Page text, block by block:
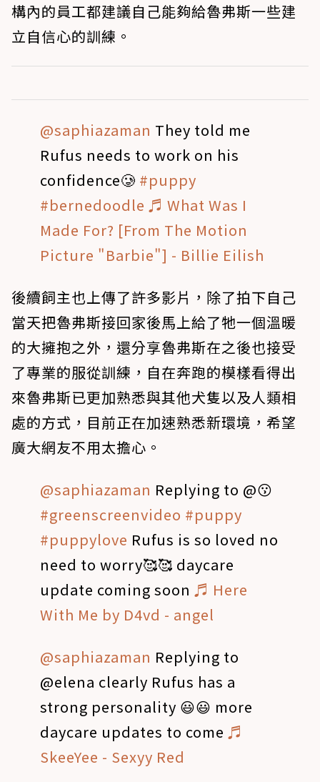
構內的員工都建議自己能夠給魯弗斯一些建
立自信心的訓練。
@saphiazaman They told me
Rufus needs to work on his
confidence🥲 #puppy
#bernedoodle ♬ What Was I
Made For? [From The Motion
Picture "Barbie"] - Billie Eilish
後續飼主也上傳了許多影片，除了拍下自己
當天把魯弗斯接回家後馬上給了牠一個溫暖
的大擁抱之外，還分享魯弗斯在之後也接受
了專業的服從訓練，自在奔跑的模樣看得出
來魯弗斯已更加熟悉與其他犬隻以及人類相
處的方式，目前正在加速熟悉新環境，希望
廣大網友不用太擔心。
@saphiazaman Replying to @😗
#greenscreenvideo #puppy
#puppylove Rufus is so loved no
need to worry🥰🥰 daycare
update coming soon ♬ Here
With Me by D4vd - angel
@saphiazaman Replying to
@elena clearly Rufus has a
strong personality 😃😃 more
daycare updates to come ♬
SkeeYee - Sexyy Red